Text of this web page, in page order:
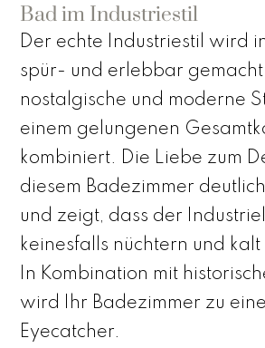
Bad im Industriestil
Der echte Industriestil wird
spür- und erlebbar
nostalgische und moderne
einem gelungenen
kombiniert. Die Liebe zum
diesem Badezimmer
und zeigt, dass der
keinesfalls nüchtern und kalt
In Kombination mit
wird Ihr Badezimmer zu
Eyecatcher.